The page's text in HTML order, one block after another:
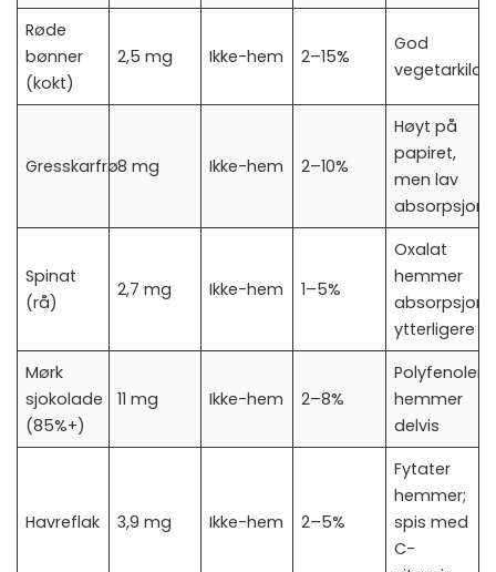
Røde
bønner
(kokt)
2,5 mg Ikke-hem 2–15%
God
vegetarkilde
Gresskarfrø8 mg Ikke-hem 2–10%
Høyt på
papiret,
men lav
absorpsjon
Spinat
(rå)
2,7 mg Ikke-hem 1–5%
Oxalat
hemmer
absorpsjon
ytterligere
Mørk
sjokolade
(85%+)
11 mg Ikke-hem 2–8%
Polyfenoler
hemmer
delvis
Havreflak 3,9 mg Ikke-hem 2–5%
Fytater
hemmer;
spis med
C-